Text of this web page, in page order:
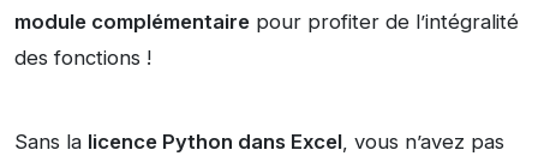
module complémentaire pour profiter de l’intégralité
des fonctions !
Sans la licence Python dans Excel, vous n’avez pas